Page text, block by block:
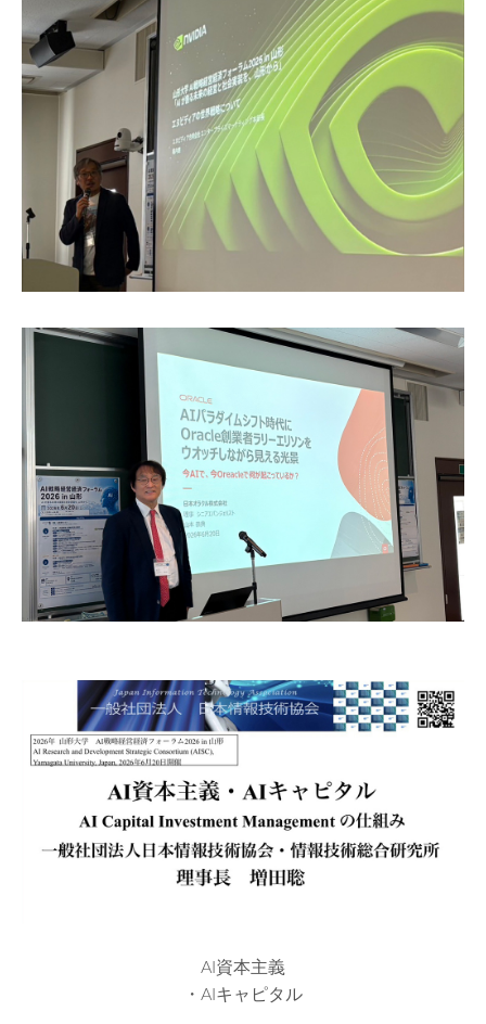
AI資本主義
・AIキャピタル